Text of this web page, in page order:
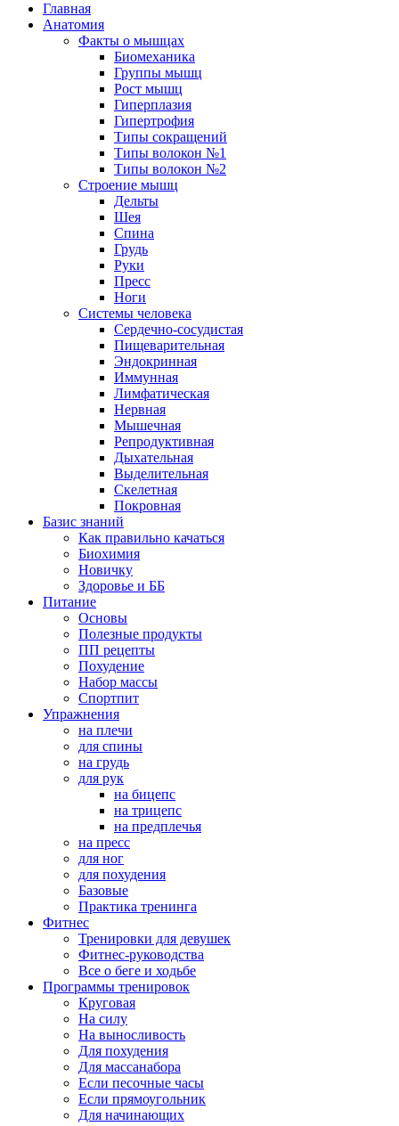
Главная
Анатомия
Факты о мышцах
Биомеханика
Группы мышц
Рост мышц
Гиперплазия
Гипертрофия
Типы сокращений
Типы волокон №1
Типы волокон №2
Строение мышц
Дельты
Шея
Спина
Грудь
Руки
Пресс
Ноги
Системы человека
Сердечно-сосудистая
Пищеварительная
Эндокринная
Иммунная
Лимфатическая
Нервная
Мышечная
Репродуктивная
Дыхательная
Выделительная
Скелетная
Покровная
Базис знаний
Как правильно качаться
Биохимия
Новичку
Здоровье и ББ
Питание
Основы
Полезные продукты
ПП рецепты
Похудение
Набор массы
Спортпит
Упражнения
на плечи
для спины
на грудь
для рук
на бицепс
на трицепс
на предплечья
на пресс
для ног
для похудения
Базовые
Практика тренинга
Фитнес
Тренировки для девушек
Фитнес-руководства
Все о беге и ходьбе
Программы тренировок
Круговая
На силу
На выносливость
Для похудения
Для массанабора
Если песочные часы
Если прямоугольник
Для начинающих